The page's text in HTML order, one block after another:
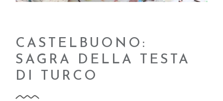
CASTELBUONO:
SAGRA DELLA TESTA
DI TURCO